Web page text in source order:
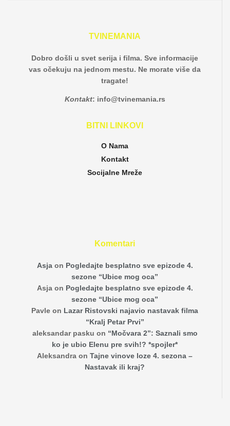
TVINEMANIA
Dobro došli u svet serija i filma. Sve informacije
vas očekuju na jednom mestu. Ne morate više da
tragate!
Kontakt: info@tvinemania.rs
BITNI LINKOVI
O Nama
Kontakt
Socijalne Mreže
Komentari
Asjaon Pogledajte besplatno sve epizode 4.
sezone “Ubice mog oca”
Asjaon Pogledajte besplatno sve epizode 4.
sezone “Ubice mog oca”
Pavle on Lazar Ristovski najavio nastavak filma
“Kralj Petar Prvi”
aleksandar pasku on “Močvara 2”: Saznali smo
ko je ubio Elenu pre svih!? *spojler*
Aleksandra on Tajne vinove loze 4. sezona –
Nastavak ili kraj?